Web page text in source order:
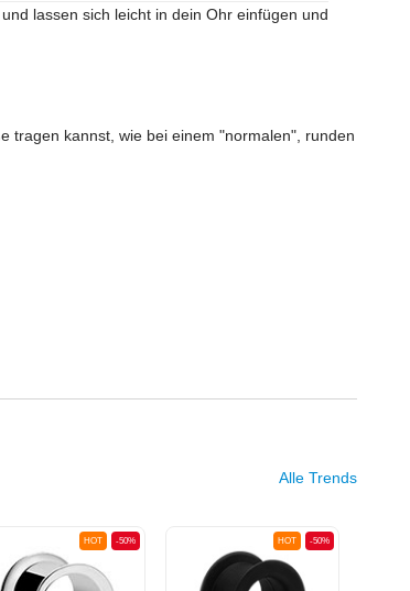
lassen sich leicht in dein Ohr einfügen und
tragen kannst, wie bei einem "normalen", runden
Alle Trends
-50%
HOT -50%
HOT